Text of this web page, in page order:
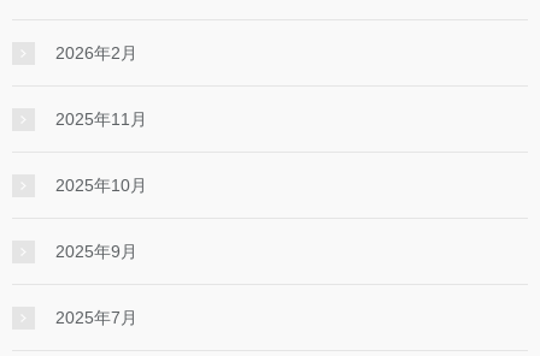
2026年2月
2025年11月
2025年10月
2025年9月
2025年7月